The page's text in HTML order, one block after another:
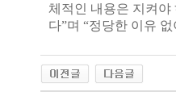
체적인 내용은 지켜
다”며 “정당한 이유